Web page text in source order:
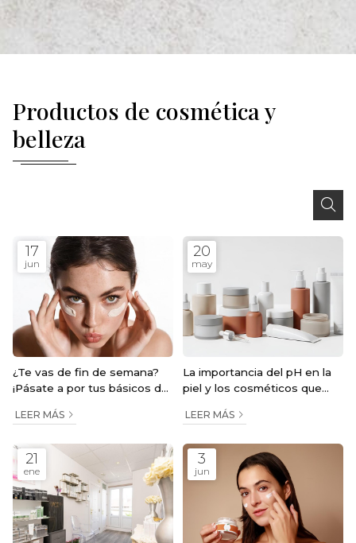
Productos de cosmética y
belleza
17
jun
¿Te vas de fin de semana?
¡Pásate a por tus básicos de
LEER MÁS
20
may
La importancia del pH en la
piel y los cosméticos que
LEER MÁS
21
ene
3
jun